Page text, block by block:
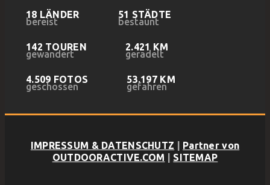
18 LÄNDER
bereist
51 STÄDTE
bestaunt
142 TOUREN
gewandert
2.421 KM
geradelt
4.509 FOTOS
geschossen
53.197 KM
gefahren
IMPRESSUM & DATENSCHUTZ
Partner von
OUTDOORACTIVE.COM
SITEMAP